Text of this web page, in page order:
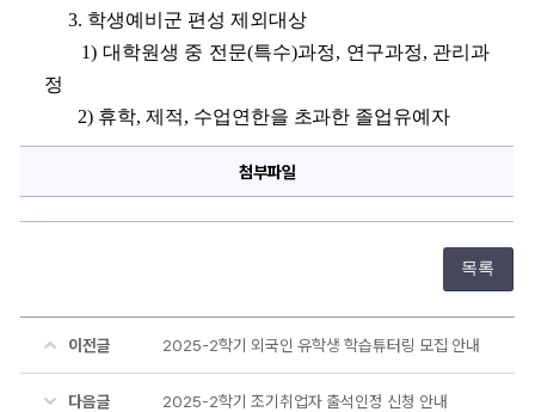
    3
. 학생예비군 편성 제외대상
1) 대학원생 중 전문(특수)과정, 연구과정, 관리과
정
2) 휴학, 제적, 수업연한을 초과한 졸업유예자
첨부파일
목록
이전글 2025-2학기 외국인 유학생 학습튜터링 모집 안내
다음글 2025-2학기 조기취업자 출석인정 신청 안내